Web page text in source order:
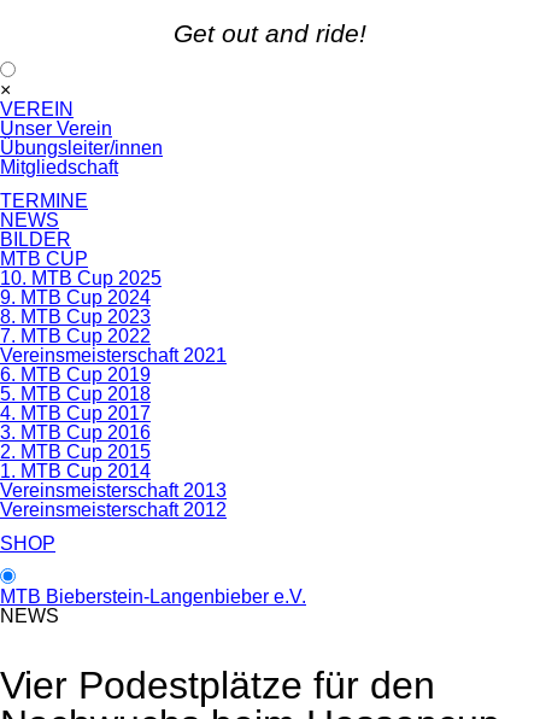
Get out and ride!
×
überspringen
VEREIN
Unser Verein
Übungsleiter/innen
Mitgliedschaft
TERMINE
NEWS
BILDER
MTB CUP
10. MTB Cup 2025
9. MTB Cup 2024
8. MTB Cup 2023
7. MTB Cup 2022
Vereinsmeisterschaft 2021
6. MTB Cup 2019
5. MTB Cup 2018
4. MTB Cup 2017
3. MTB Cup 2016
2. MTB Cup 2015
1. MTB Cup 2014
Vereinsmeisterschaft 2013
Vereinsmeisterschaft 2012
SHOP
MTB Bieberstein-Langenbieber e.V.
NEWS
Vier Podestplätze für den